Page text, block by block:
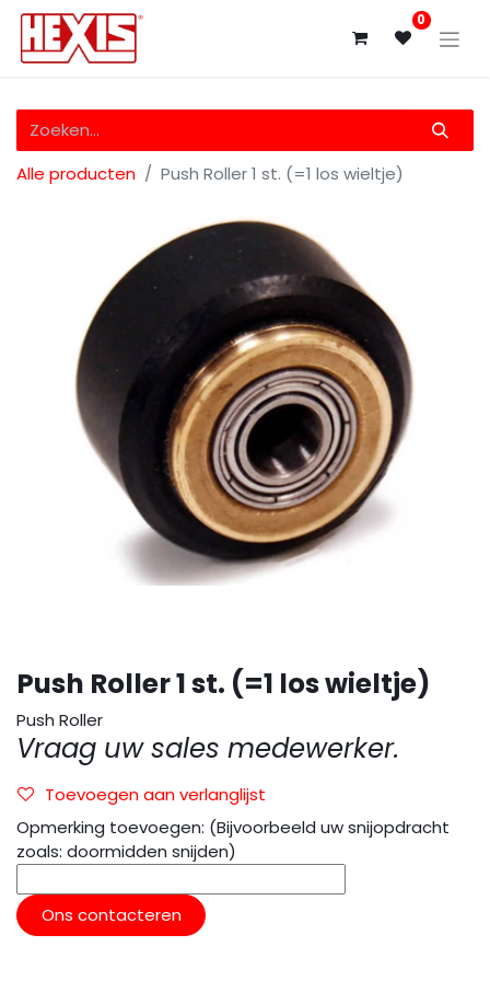
0
Alle producten Push Roller 1 st. (=1 los wieltje)
Push Roller 1 st. (=1 los wieltje)
Push Roller
Vraag uw sales medewerker.
Toevoegen aan verlanglijst
Opmerking toevoegen: (Bijvoorbeeld uw snijopdracht
zoals: doormidden snijden)
Ons contacteren